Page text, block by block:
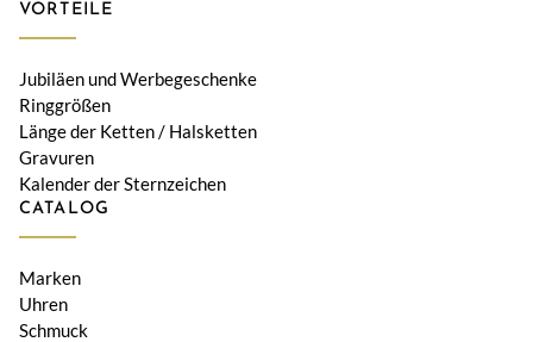
VORTEILE
Jubiläen und Werbegeschenke
Ringgrößen
Länge der Ketten / Halsketten
Gravuren
Kalender der Sternzeichen
CATALOG
Marken
Uhren
Schmuck